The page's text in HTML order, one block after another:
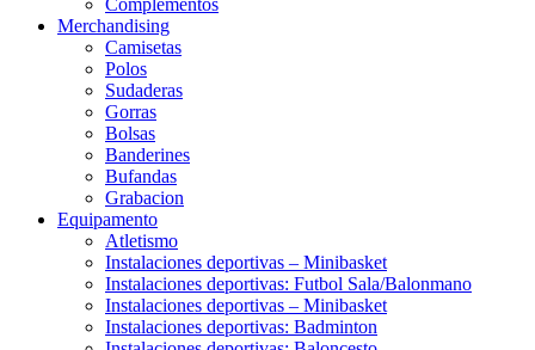
Complementos
Merchandising
Camisetas
Polos
Sudaderas
Gorras
Bolsas
Banderines
Bufandas
Grabacion
Equipamento
Atletismo
Instalaciones deportivas – Minibasket
Instalaciones deportivas: Futbol Sala/Balonmano
Instalaciones deportivas – Minibasket
Instalaciones deportivas: Badminton